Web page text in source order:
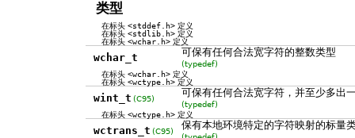
类型
在标头<stddef.h> 定义
在标头<stdlib.h> 定义
在标头<wchar.h> 定义
wchar_t 可保有任何合法宽字符的整数类型
(typedef)
在标头<wchar.h> 定义
在标头<wctype.h> 定义
wint_t (C95) 可保有任何合法宽字符，并至少多出
(typedef)
在标头<wctype.h> 定义
wctrans_t (C95) 保有本地环境特定的字符映射的标量